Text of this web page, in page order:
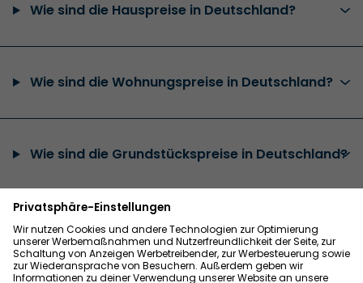
Wie sind die Hauspreise in Deutschland?
Wie sind die Wohnungspreise in Deutschland?
Wie sind die Grundstückspreise in Deutschland?
Wo sind die Immobilienpreise am günstigsten?